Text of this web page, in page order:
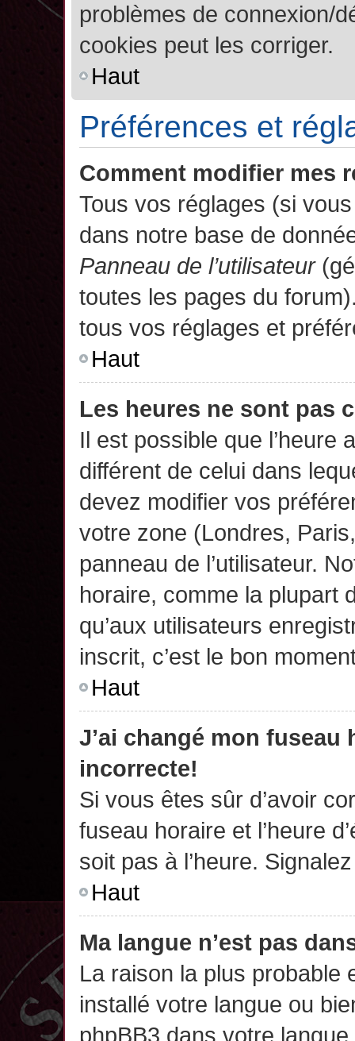
problèmes de connexion/
cookies peut les corriger.
Haut
Préférences et
Comment modifier mes
Tous vos réglages (si
dans notre base de
Panneau de l’utilisateur
toutes les pages du
tous vos réglages et
Haut
Les heures ne sont pas
Il est possible que l’heure
différent de celui dans
devez modifier vos
votre zone (Londres,
panneau de l’utilisateur.
horaire, comme la plupart
qu’aux utilisateurs
inscrit, c’est le bon
Haut
J’ai changé mon fuseau
incorrecte!
Si vous êtes sûr d’avoir
fuseau horaire et l’heure
soit pas à l’heure.
Haut
Ma langue n’est pas
La raison la plus probable
installé votre langue ou
phpBB3 dans votre